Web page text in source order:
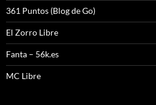
361 Puntos (Blog de Go)
El Zorro Libre
Fanta – 56k.es
MC Libre